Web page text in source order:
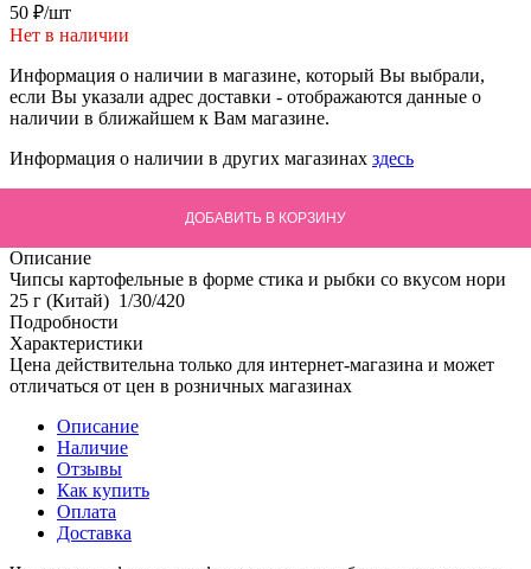
50 ₽/шт
Нет в наличии
Информация о наличии в магазине, который Вы выбрали,
если Вы указали адрес доставки - отображаются данные о
наличии в ближайшем к Вам магазине.
Информация о наличии в других магазинах здесь
ДОБАВИТЬ В КОРЗИНУ
Описание
Чипсы картофельные в форме стика и рыбки со вкусом нори
25 г (Китай) 1/30/420
Подробности
Характеристики
Цена действительна только для интернет-магазина и может
отличаться от цен в розничных магазинах
Описание
Наличие
Отзывы
Как купить
Оплата
Доставка